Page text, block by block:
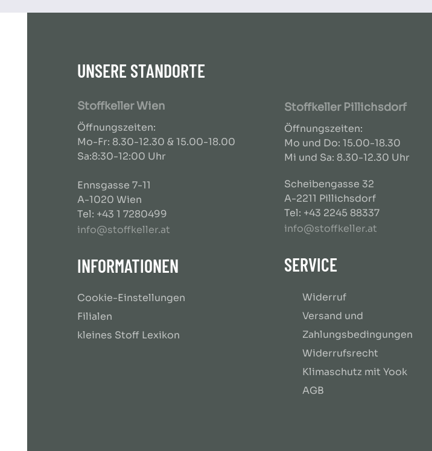
UNSERE STANDORTE
Stoffkeller Wien
Öffnungszeiten:
Mo-Fr: 8.30-12.30 & 15.00-18.00
Sa:8:30-12:00 Uhr
Ennsgasse 7-11
A-1020 Wien
Tel: +43 1 7280499
info@stoffkeller.at
INFORMATIONEN
Cookie-Einstellungen
Filialen
kleines Stoff Lexikon
Stoffkeller Pillichsdorf
Öffnungszeiten:
Mo und Do: 15.00-18.30
Mi und Sa: 8.30-12.30 Uhr
Scheibengasse 32
A-2211 Pillichsdorf
Tel: +43 2245 88337
info@stoffkeller.at
SERVICE
Widerruf
Versand und
Zahlungsbedingungen
Widerrufsrecht
Klimaschutz mit Yook
AGB